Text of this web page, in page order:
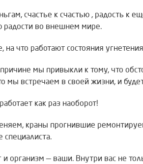
счастье к счастью , радость к
радости во внешнем мире.
на что работают состояния
мы привыкли к тому, что
мы встречаем в своей жизни, и
как раз наоборот!
краны прогнившие
специалиста.
организм — ваши. Внутри вас не